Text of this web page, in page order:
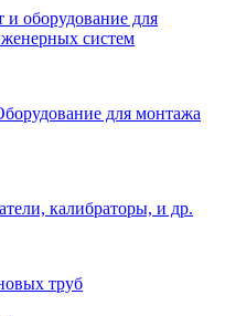
оборудование для
систем
для монтажа
калибраторы, и др.
труб